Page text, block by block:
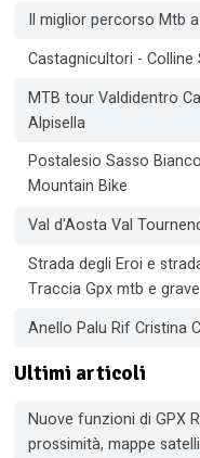
Il miglior percorso Mtb
Castagnicultori - Colline
MTB tour Valdidentro
Alpisella
Postalesio Sasso
Mountain Bike
Val d'Aosta Val
Strada degli Eroi e
Traccia Gpx mtb e
Anello Palu Rif Cristina
Ultimi articoli
Nuove funzioni di GPX
prossimità, mappe